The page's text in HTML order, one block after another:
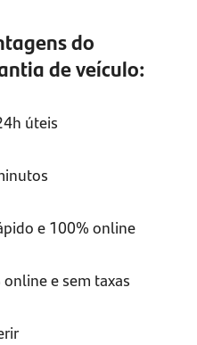
do
de veículo:
úteis
e 100% online
e sem taxas